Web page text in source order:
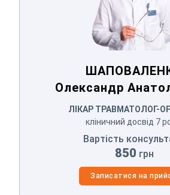
Олександр
ЛІКАР ТРАВМАТОЛОГ-
кліничний досвід 7
Вартість
850 грн
Записатися на
Відправляючи данні я даю згоду на
Оператор зателефонує
часом.